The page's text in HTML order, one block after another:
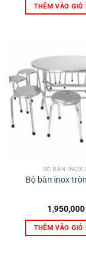
THÊM VÀO GIỎ
BỘ BÀN INOX
Bộ bàn inox
1,950,000
THÊM VÀO GIỎ